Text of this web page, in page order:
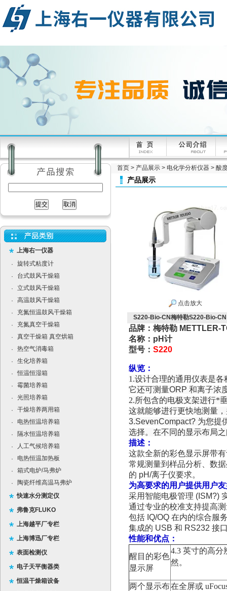
上海右一仪器
·
旋转式粘度计
·
台式鼓风干燥箱
·
立式鼓风干燥箱
·
高温鼓风干燥箱
·
充氮恒温鼓风干燥箱
·
充氮真空干燥箱
·
真空干燥箱 真空烘箱
·
热空气消毒箱
·
生化培养箱
·
恒温恒湿箱
·
霉菌培养箱
·
光照培养箱
·
干燥培养两用箱
·
电热恒温培养箱
·
隔水恒温培养箱
·
人工气候培养箱
·
电热恒温加热板
·
箱式电炉/马弗炉
·
陶瓷纤维高温马弗炉
快速水分测定仪
弗鲁克FLUKO
上海越平厂专栏
上海博迅厂专栏
表面检测仪
电子天平衡器类
恒温干燥箱设备
首页 > 产品展示 > 电化学分析仪器 > 酸
产品展示
点击放大
S220-Bio-CN梅特勒S220-Bio-
品牌：梅特勒 METTLER-
名称：pH计
型号： S220
纵览：
1.设计合理的通用仪表是
它还可测量ORP 和离子浓
2.所包含的电极支架进行*
这就能够进行更快地测量
3.SevenCompact? 为您提
选择。在不同的显示布局
描述：
这款全新的彩色显示屏带
常规测量到样品分析、数
的 pH/离子仪要求。
为高要求的用户提供用户
采用智能电极管理 (ISM?)
通过专业的校准支持提高
包括 IQ/OQ 在内的综合服
集成的 USB 和 RS232 接
性能和优点：
醒目的彩色
显示屏
4.3 英寸的高分
然。
两个显示布在全屏或